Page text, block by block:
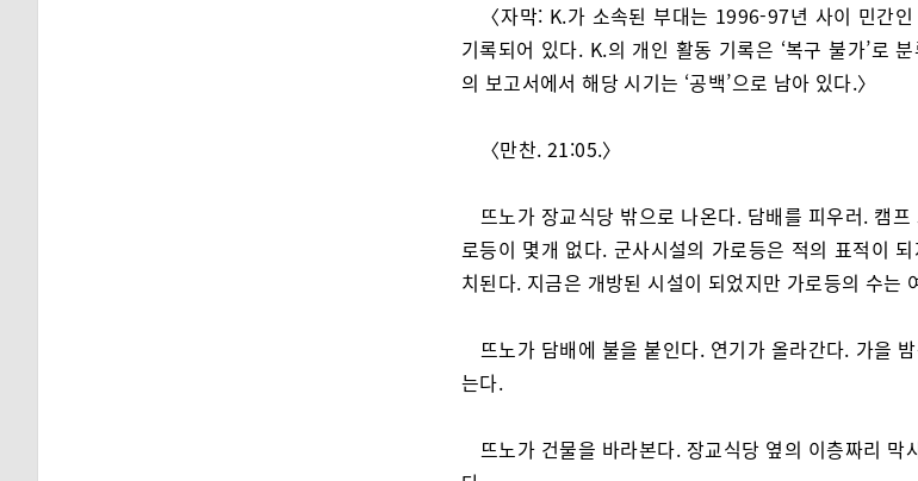
〈자막: K.가 소속된 부대는 1996-97년 사이 민간
기록되어 있다. K.의 개인 활동 기록은 ‘복구 불가’로
의 보고서에서 해당 시기는 ‘공백’으로 남아 있다.〉
〈만찬. 21:05.〉
뜨노가 장교식당 밖으로 나온다. 담배를 피우러. 캠
로등이 몇개 없다. 군사시설의 가로등은 적의 표적이
치된다. 지금은 개방된 시설이 되었지만 가로등의 수는
뜨노가 담배에 불을 붙인다. 연기가 올라간다. 가을
는다.
뜨노가 건물을 바라본다. 장교식당 옆의 이층짜리 막